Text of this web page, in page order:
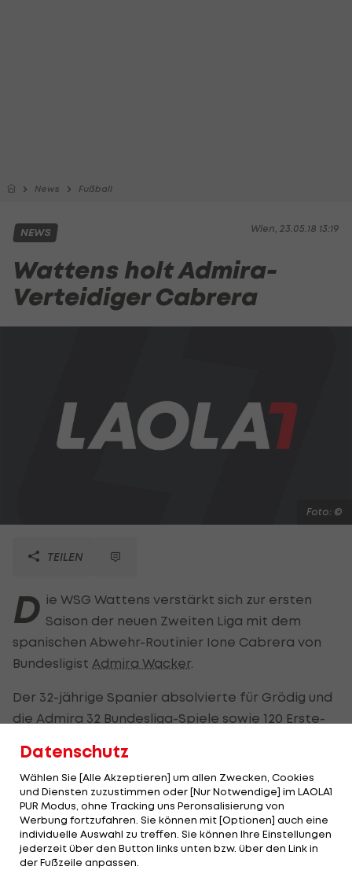
News Fußball
Wien, 23.05.18 13:19
NEWS
Wattens holt Admira-
Verteidiger Cabrera
Foto: ©
TEILEN
D ie WSG Wattens verstärkt sich zur ersten
Saison der neuen Zweiten Liga mit dem
spanischen Abwehr-Routinier Ione Cabrera von
Bundesligist Admira Wacker.
Der 32-jährige Spanier absolvierte für Grödig und
die Admira 32 Bundesliga-Spiele sowie 120 Erste-
Außerdem verstärkt der erst 19-jährige
Innenverteidiger Michael Svoboda die Tiroler
Defensive. Svoboda spielte zuletzt beim FC
Stadlau in derRegionalliga Ostund absolvierte
dort alle Saisonspiele über die kompletten 90
Datenschutz
Wählen Sie [Alle Akzeptieren] um allen Zwecken, Cookies
und Diensten zuzustimmen oder [Nur Notwendige] im LAOLA1
PUR Modus, ohne Tracking uns Peronsalisierung von
Werbung fortzufahren. Sie können mit [Optionen] auch eine
individuelle Auswahl zu treffen. Sie können Ihre Einstellungen
jederzeit über den Button links unten bzw. über den Link in
der Fußzeile anpassen.